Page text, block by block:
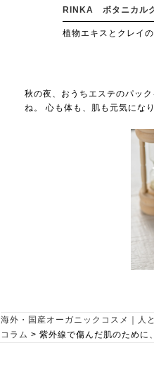
RINKA ボタニカル
植物エキスとクレイ
秋の夜、おうちエステのパッ
ね。 心も体も、肌も元気にな
海外・国産オーガニックコスメ｜人
コラム > 紫外線で傷んだ肌のために